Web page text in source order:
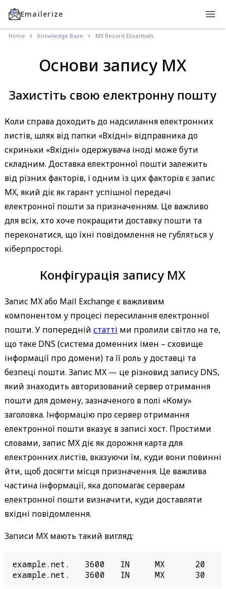
Emailerize
Home Knowledge Base MX Record Essentials
Основи запису MX
Захистіть свою електронну пошту
Коли справа доходить до надсилання електронних
листів, шлях від папки «Вхідні» відправника до
скриньки «Вхідні» одержувача іноді може бути
складним. Доставка електронної пошти залежить
від різних факторів, і одним із цих факторів є запис
MX, який діє як гарант успішної передачі
електронної пошти за призначенням. Це важливо
для всіх, хто хоче покращити доставку пошти та
переконатися, що їхні повідомлення не губляться у
кіберпросторі.
Конфігурація запису MX
Запис MX або Mail Exchange є важливим
компонентом у процесі пересилання електронної
пошти. У попередній статті ми пролили світло на те,
що таке DNS (система доменних імен – сховище
інформації про домени) та її роль у доставці та
безпеці пошти. Запис MX — це різновид запису DNS,
який знаходить авторизований сервер отримання
пошти для домену, зазначеного в полі «Кому»
заголовка. Інформацію про сервер отримання
електронної пошти вказує в записі хост. Простими
словами, запис MX діє як дорожня карта для
електронних листів, вказуючи їм, куди вони повинні
йти, щоб досягти місця призначення. Це важлива
частина інформації, яка допомагає серверам
електронної пошти визначити, куди доставляти
вхідні повідомлення.
Записи MX мають такий вигляд:
example.net.   3600   IN     MX      20
example.net.   3600   IN     MX      30